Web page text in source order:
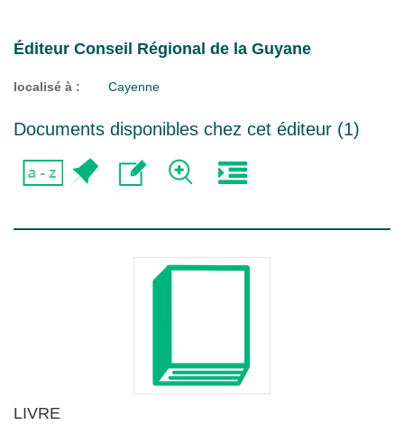
Éditeur Conseil Régional de la Guyane
localisé à : Cayenne
Documents disponibles chez cet éditeur (1)
LIVRE